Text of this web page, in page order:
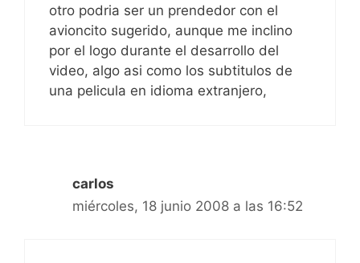
otro podria ser un prendedor con el
avioncito sugerido, aunque me inclino
por el logo durante el desarrollo del
video, algo asi como los subtitulos de
una pelicula en idioma extranjero,
carlos
miércoles, 18 junio 2008 a las 16:52